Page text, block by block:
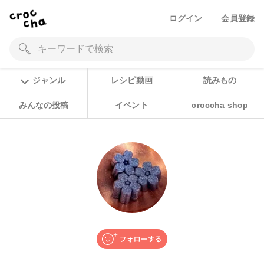
ログイン 会員登録
ジャンル レシピ動画 読みもの
みんなの投稿 イベント croccha shop